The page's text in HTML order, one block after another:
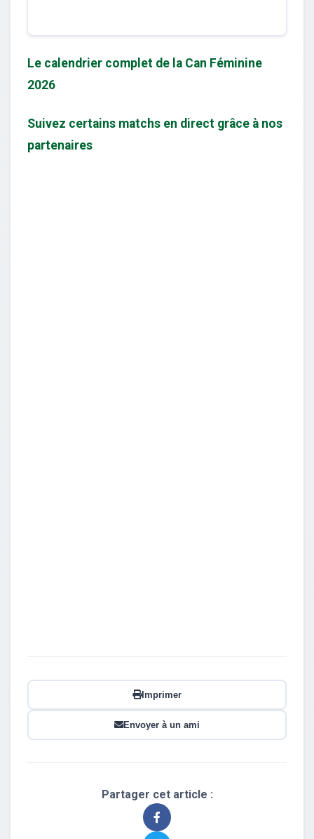
Le calendrier complet de la Can Féminine
2026
Suivez certains matchs en direct grâce à nos
partenaires
Imprimer
Envoyer à un ami
Partager cet article :